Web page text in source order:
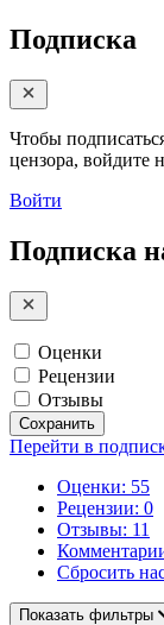
Подписка
Чтобы
цензора, войдите
Войти
Подписка
Оценки
Рецензии
Отзывы
Сохранить
Перейти в
Оценки: 55
Рецензии: 0
Отзывы: 11
Сбросить
Показать фильтры